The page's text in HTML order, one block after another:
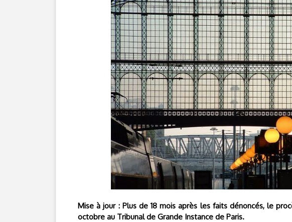
Mise à jour : Plus de 18 mois après les faits dénoncés, le
octobre au Tribunal de Grande Instance de Paris.